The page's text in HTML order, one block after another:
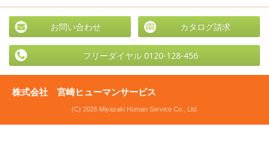
お問い合わせ カタログ請求
フリーダイヤル 0120-128-456
株式会社 宮崎ヒューマンサービス
(C) 2026 Miyazaki Human Service Co., Ltd.